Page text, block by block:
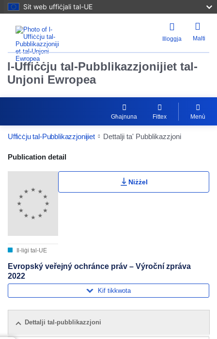
Sit web uffiċjali tal-UE
Illoggja Malti
l-Uffiċċju tal-Pubblikazzjonijiet tal-
Unjoni Ewropea
Għajnuna Fittex Menù
Uffiċċju tal-Pubblikazzjonijiet Dettalji ta' Pubblikazzjoni
Publication Detail Actions Portlet
Publication detail
Il-liġi tal-UE
Niżżel
Evropský veřejný ochránce práv – Výroční zpráva
2022
Kif tikkwota
Dettalji tal-pubblikazzjoni